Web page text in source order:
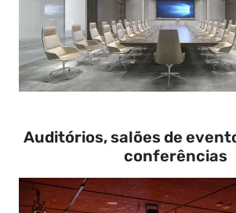
Auditórios, salões de
conferências